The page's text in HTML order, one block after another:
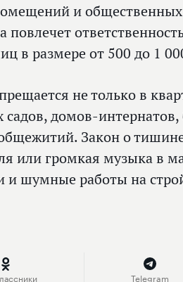
и
повлечет
в размере от 500 до 1
не только в
садов, домов-
Закон о
или громкая музыка в
и шумные работы на
Telegram